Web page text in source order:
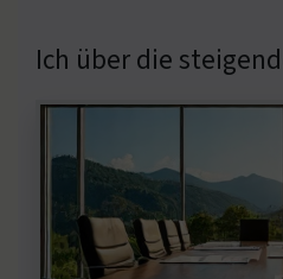
Ich über die